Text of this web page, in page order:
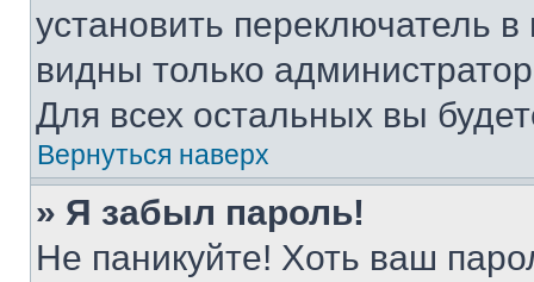
установить переключатель
видны только
Для всех остальных вы
Вернуться наверх
» Я забыл пароль!
Не паникуйте! Хоть ваш